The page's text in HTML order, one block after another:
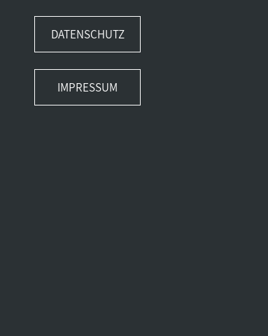
DATENSCHUTZ
IMPRESSUM